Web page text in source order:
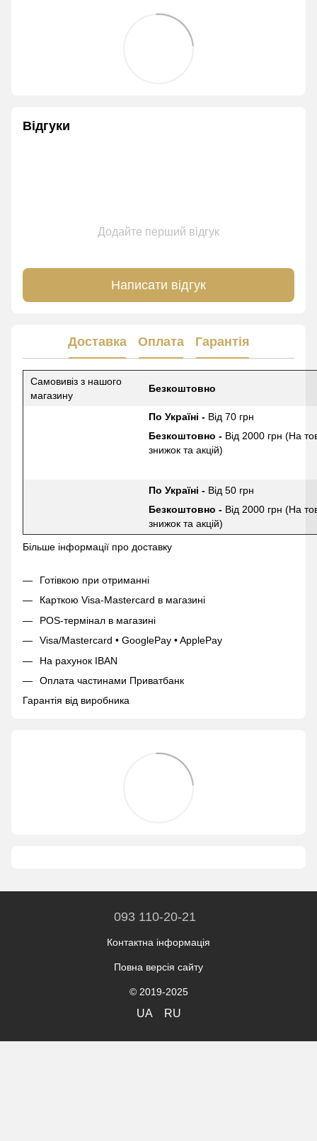
Відгуки
Додайте перший відгук
Написати відгук
Доставка Оплата Гарантія
Самовивіз з нашого
магазину
Безкоштовно
По Україні - Від 70 грн
Безкоштовно - Від 2000 грн (На
знижок та акцій)
По Україні - Від 50 грн
Безкоштовно - Від 2000 грн (На
знижок та акцій)
Більше інформації про доставку
Готівкою при отриманні
Карткою Visa-Mastercard в магазині
POS-термінал в магазині
Visa/Mastercard • GooglePay • ApplePay
На рахунок IBAN
Оплата частинами Приватбанк
Гарантія від виробника
093 110-20-21
Контактна інформація
Повна версія сайту
© 2019-2025
UA RU